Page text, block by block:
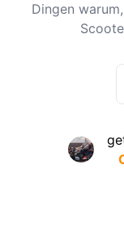
Dingen